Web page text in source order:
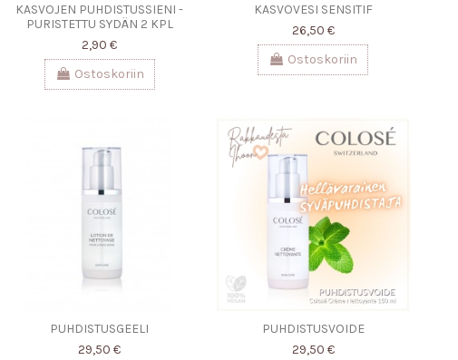
KASVOJEN PUHDISTUSSIENI -
PURISTETTU SYDÄN 2 KPL
2,90 €
Ostoskoriin
KASVOVESI SENSITIF
26,50 €
Ostoskoriin
PUHDISTUSGEELI
29,50 €
PUHDISTUSVOIDE
29,50 €